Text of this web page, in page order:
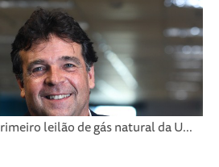
leilão de gás natural da U...